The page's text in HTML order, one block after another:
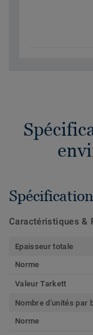
Caractéristiques &
Epaisseur totale
Norme
Valeur Tarkett
Nombre d'unités par
Norme